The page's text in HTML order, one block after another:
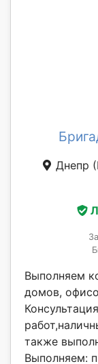
Днепр
Выполняем
домов,
также
Выполняем: